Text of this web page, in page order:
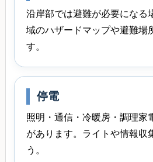
沿岸部では避難が必要になる
域のハザードマップや避難場
す。
停電
照明・通信・冷暖房・調理家
があります。ライトや情報収
う。